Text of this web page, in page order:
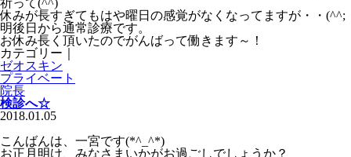
祈って(^^)
休みが長すぎてもはや曜日の感覚がなくなってますが・・(^^;
明後日から通常診療です。
お休み長く頂いたのでがんばって働きます～！
カテゴリー｜
ゼオスキン
プライベート
院長
検診へ☆
2018.01.05
こんばんは、一宮です(*^_^*)
お正月明け、みなさまいかがお過ごしでしょうか？